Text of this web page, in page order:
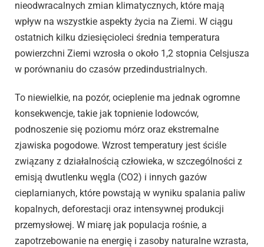
nieodwracalnych zmian klimatycznych, które mają
wpływ na wszystkie aspekty życia na Ziemi. W ciągu
ostatnich kilku dziesięcioleci średnia temperatura
powierzchni Ziemi wzrosła o około 1,2 stopnia Celsjusza
w porównaniu do czasów przedindustrialnych.
To niewielkie, na pozór, ocieplenie ma jednak ogromne
konsekwencje, takie jak topnienie lodowców,
podnoszenie się poziomu mórz oraz ekstremalne
zjawiska pogodowe. Wzrost temperatury jest ściśle
związany z działalnością człowieka, w szczególności z
emisją dwutlenku węgla (CO2) i innych gazów
cieplarnianych, które powstają w wyniku spalania paliw
kopalnych, deforestacji oraz intensywnej produkcji
przemysłowej. W miarę jak populacja rośnie, a
zapotrzebowanie na energię i zasoby naturalne wzrasta,